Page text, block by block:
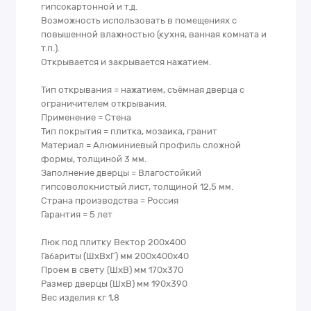
гипсокартонной и т.д.
Возможность использовать в помещениях с
повышенной влажностью (кухня, ванная комната и
т.п.).
Открывается и закрывается нажатием.
Тип открывания = нажатием, съёмная дверца с
ограничителем открывания.
Применение = Стена
Тип покрытия = плитка, мозаика, гранит
Материал = Алюминиевый профиль сложной
формы, толщиной 3 мм.
Заполнение дверцы = Влагостойкий
гипсоволокнистый лист, толщиной 12,5 мм.
Страна производства = Россия
Гарантия = 5 лет
Люк под плитку Вектор 200х400
Габариты (ШхВхГ) мм 200х400х40
Проем в свету (ШхВ) мм 170х370
Размер дверцы (ШхВ) мм 190х390
Вес изделия кг 1,8